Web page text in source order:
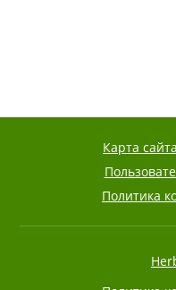
Карта сайта
Политика